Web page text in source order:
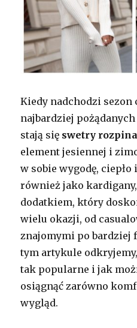
Kiedy nadchodzi sezon
najbardziej
stają się swetry
element jesiennej i
w sobie wygodę, ciepło
również jako
dodatkiem, który
wielu okazji, od
znajomymi po bardziej
tym artykule
tak popularne i jak
osiągnąć zarówno
wygląd.